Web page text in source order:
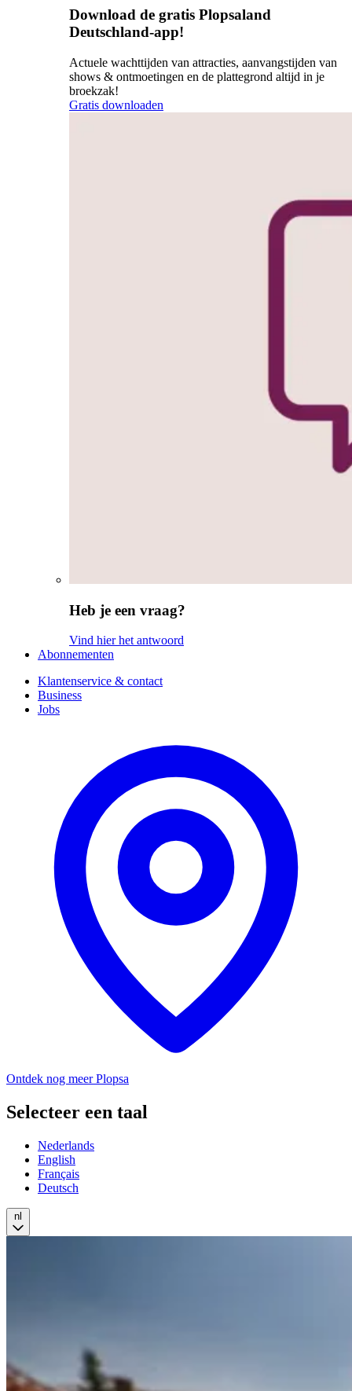
Download de gratis Plopsaland
Deutschland-app!
Actuele wachttijden van attracties, aanvangstijden van
shows & ontmoetingen en de plattegrond altijd in je
broekzak!
Gratis downloaden
Heb je een vraag?
Vind hier het antwoord
Abonnementen
Klantenservice & contact
Business
Jobs
Ontdek nog meer Plopsa
Selecteer een taal
Nederlands
English
Français
Deutsch
nl